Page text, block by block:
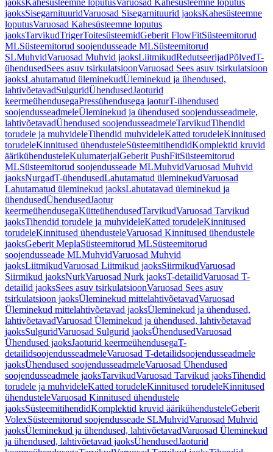
jaoksKahesüsteemne loputusVaruosad Kahesüsteemne loputus
jaoksSisegarnituuridVaruosad Sisegarnituurid jaoksKahesüsteemne
loputusVaruosad Kahesüsteemne loputus
jaoksTarvikudTrigerToitesüsteemidGeberit FlowFitSüsteemitorud
MLSüsteemitorud soojendusseade MLSüsteemitorud
SLMuhvidVaruosad Muhvid jaoksLiitmikudRedutseerijadPõlvedT-
ühendusedSees asuv tsirkulatsioonVaruosad Sees asuv tsirkulatsioon
jaoksLahutamatud üleminekudÜleminekud ja ühendused,
lahtivõetavadSulguridÜhendusedJaoturid
keermeühendusegaPressühendusega jaoturT-ühendused
soojendusseadmeleÜleminekud ja ühendused soojendusseadmele,
lahtivõetavadÜhendused soojendusseadmeleTarvikudTihendid
torudele ja muhvideleTihendid muhvideleKatted torudeleKinnitused
torudeleKinnitused ühendusteleSüsteemitihendidKomplektid kruvid
äärikühendusteleKulumaterjalGeberit PushFitSüsteemitorud
MLSüsteemitorud soojendusseade MLMuhvidVaruosad Muhvid
jaoksNurgadT-ühendusedLahutamatud üleminekudVaruosad
Lahutamatud üleminekud jaoksLahutatavad üleminekud ja
ühendusedÜhendusedJaotur
keermeühendusegaKütteühendusedTarvikudVaruosad Tarvikud
jaoksTihendid torudele ja muhvideleKatted torudeleKinnitused
torudeleKinnitused ühendusteleVaruosad Kinnitused ühendustele
jaoksGeberit MeplaSüsteemitorud MLSüsteemitorud
soojendusseade MLMuhvidVaruosad Muhvid
jaoksLiitmikudVaruosad Liitmikud jaoksSiirmikudVaruosad
Siirmikud jaoksNurkVaruosad Nurk jaoksT-detailidVaruosad T-
detailid jaoksSees asuv tsirkulatsioonVaruosad Sees asuv
tsirkulatsioon jaoksÜleminekud mittelahtivõetavadVaruosad
Üleminekud mittelahtivõetavad jaoksÜleminekud ja ühendused,
lahtivõetavadVaruosad Üleminekud ja ühendused, lahtivõetavad
jaoksSulguridVaruosad Sulgurid jaoksÜhendusedVaruosad
Ühendused jaoksJaoturid keermeühendusegaT-
detailidsoojendusseadmeleVaruosad T-detailidsoojendusseadmele
jaoksÜhendused soojendusseadmeleVaruosad Ühendused
soojendusseadmele jaoksTarvikudVaruosad Tarvikud jaoksTihendid
torudele ja muhvideleKatted torudeleKinnitused torudeleKinnitused
ühendusteleVaruosad Kinnitused ühendustele
jaoksSüsteemitihendidKomplektid kruvid äärikühendusteleGeberit
VolexSüsteemitorud soojendusseade SLMuhvidVaruosad Muhvid
jaoksÜleminekud ja ühendused, lahtivõetavadVaruosad Üleminekud
ja ühendused, lahtivõetavad jaoksÜhendusedJaoturid